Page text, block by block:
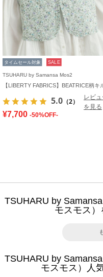
タイムセール対象 SALE
TSUHARU by Samansa Mos2
5.0 （2）
レビ
を見る
¥7,700 -50%OFF-
TSUHARU by
モスモス
TSUHARU by
モスモス）人